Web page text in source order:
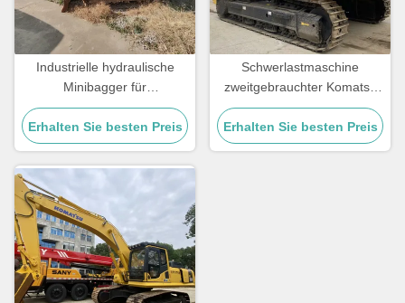
Industrielle hydraulische
Minibagger für
Gebrauchtgrube Komatsu 70
6500 KG
Erhalten Sie besten Preis
Schwerlastmaschine
zweitgebrauchter Komatsu
Bagger PC450
Gebrauchtbaumaschine
Erhalten Sie besten Preis